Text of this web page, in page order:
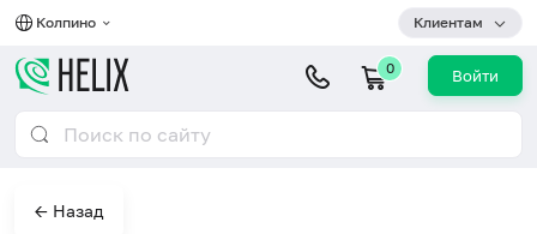
Колпино Клиентам
0 Войти
← Назад